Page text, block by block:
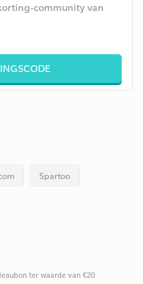
community van
Spartoo
ter waarde van €20